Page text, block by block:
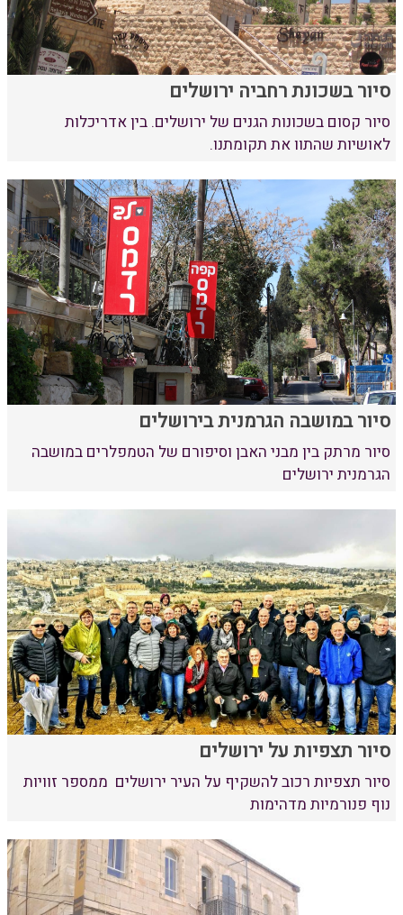
סיור בשכונת רחביה ירושלים
סיור קסום בשכונות הגנים של ירושלים. בין אדריכלות
לאושיות שהתוו את תקומתנו.
סיור במושבה הגרמנית בירושלים
סיור מרתק בין מבני האבן וסיפורם של הטמפלרים במושבה
הגרמנית ירושלים
סיור תצפיות על ירושלים
סיור תצפיות רכוב להשקיף על העיר ירושלים ממספר זוויות
נוף פנורמיות מדהימות